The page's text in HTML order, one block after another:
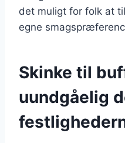
det muligt for folk at
egne
Skinke til
uundgåelig